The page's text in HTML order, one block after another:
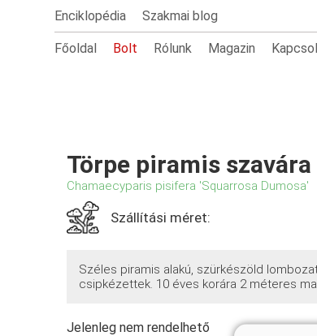
Enciklopédia Szakmai blog
Főoldal Bolt Rólunk Magazin
Törpe piramis
Chamaecyparis pisifera 'Squarrosa Dumosa'
Szállítási méret:
Széles piramis alakú, szürkészöld
csipkézettek. 10 éves korára 2 méteres
Jelenleg nem rendelhető